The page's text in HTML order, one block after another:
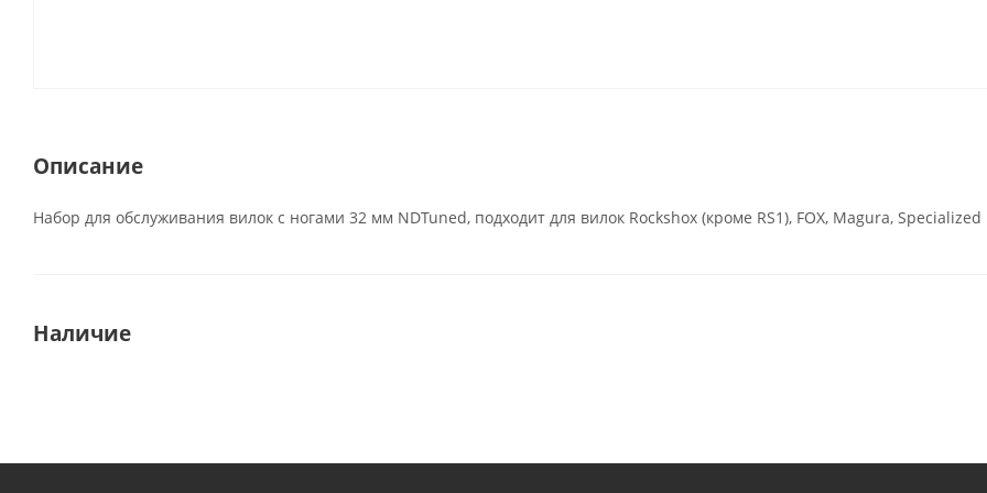
Описание
Набор для обслуживания вилок с ногами 32 мм NDTuned, подходит для вилок Rockshox (кроме RS1), FOX, Magura, Specialized
Наличие